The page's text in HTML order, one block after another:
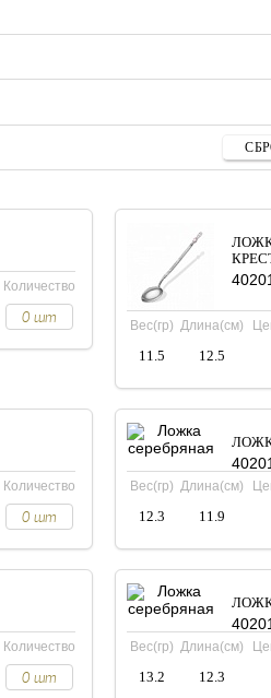
Количество
Вес(гр) Длина(см)
11.5 12.5
Количество Вес(гр) Длина(см)
12.3 11.9
Количество Вес(гр) Длина(см)
13.2 12.3